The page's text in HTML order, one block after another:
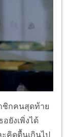
ชิกคนสุดท้าย
ยังเพิ่งได้
คิดตื้นเกินไป